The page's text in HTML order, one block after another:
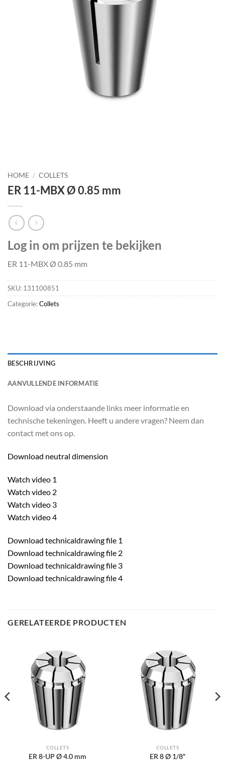
HOME / COLLETS
ER 11-MBX Ø 0.85 mm
Log in om prijzen te bekijken
ER 11-MBX Ø 0.85 mm
SKU: 131100851
Categorie:Collets
BESCHRIJVING
AANVULLENDE INFORMATIE
Download via onderstaande links meer informatie en
technische tekeningen. Heeft u andere vragen? Neem dan
contact met ons op.
Download neutral dimension
Watch video 1
Watch video 2
Watch video 3
Watch video 4
Download technicaldrawing file 1
Download technicaldrawing file 2
Download technicaldrawing file 3
Download technicaldrawing file 4
GERELATEERDE PRODUCTEN
COLLETS
ER 8-UP Ø 4.0 mm
COLLETS
ER 8 Ø 1/8″